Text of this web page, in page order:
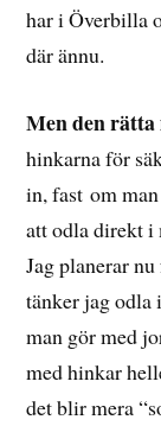
har i Överbilla
där ännu.
Men den rätta
hinkarna för
in, fast om
att odla direkt i
Jag planerar
tänker jag odla
man gör med
med hinkar
det blir mera